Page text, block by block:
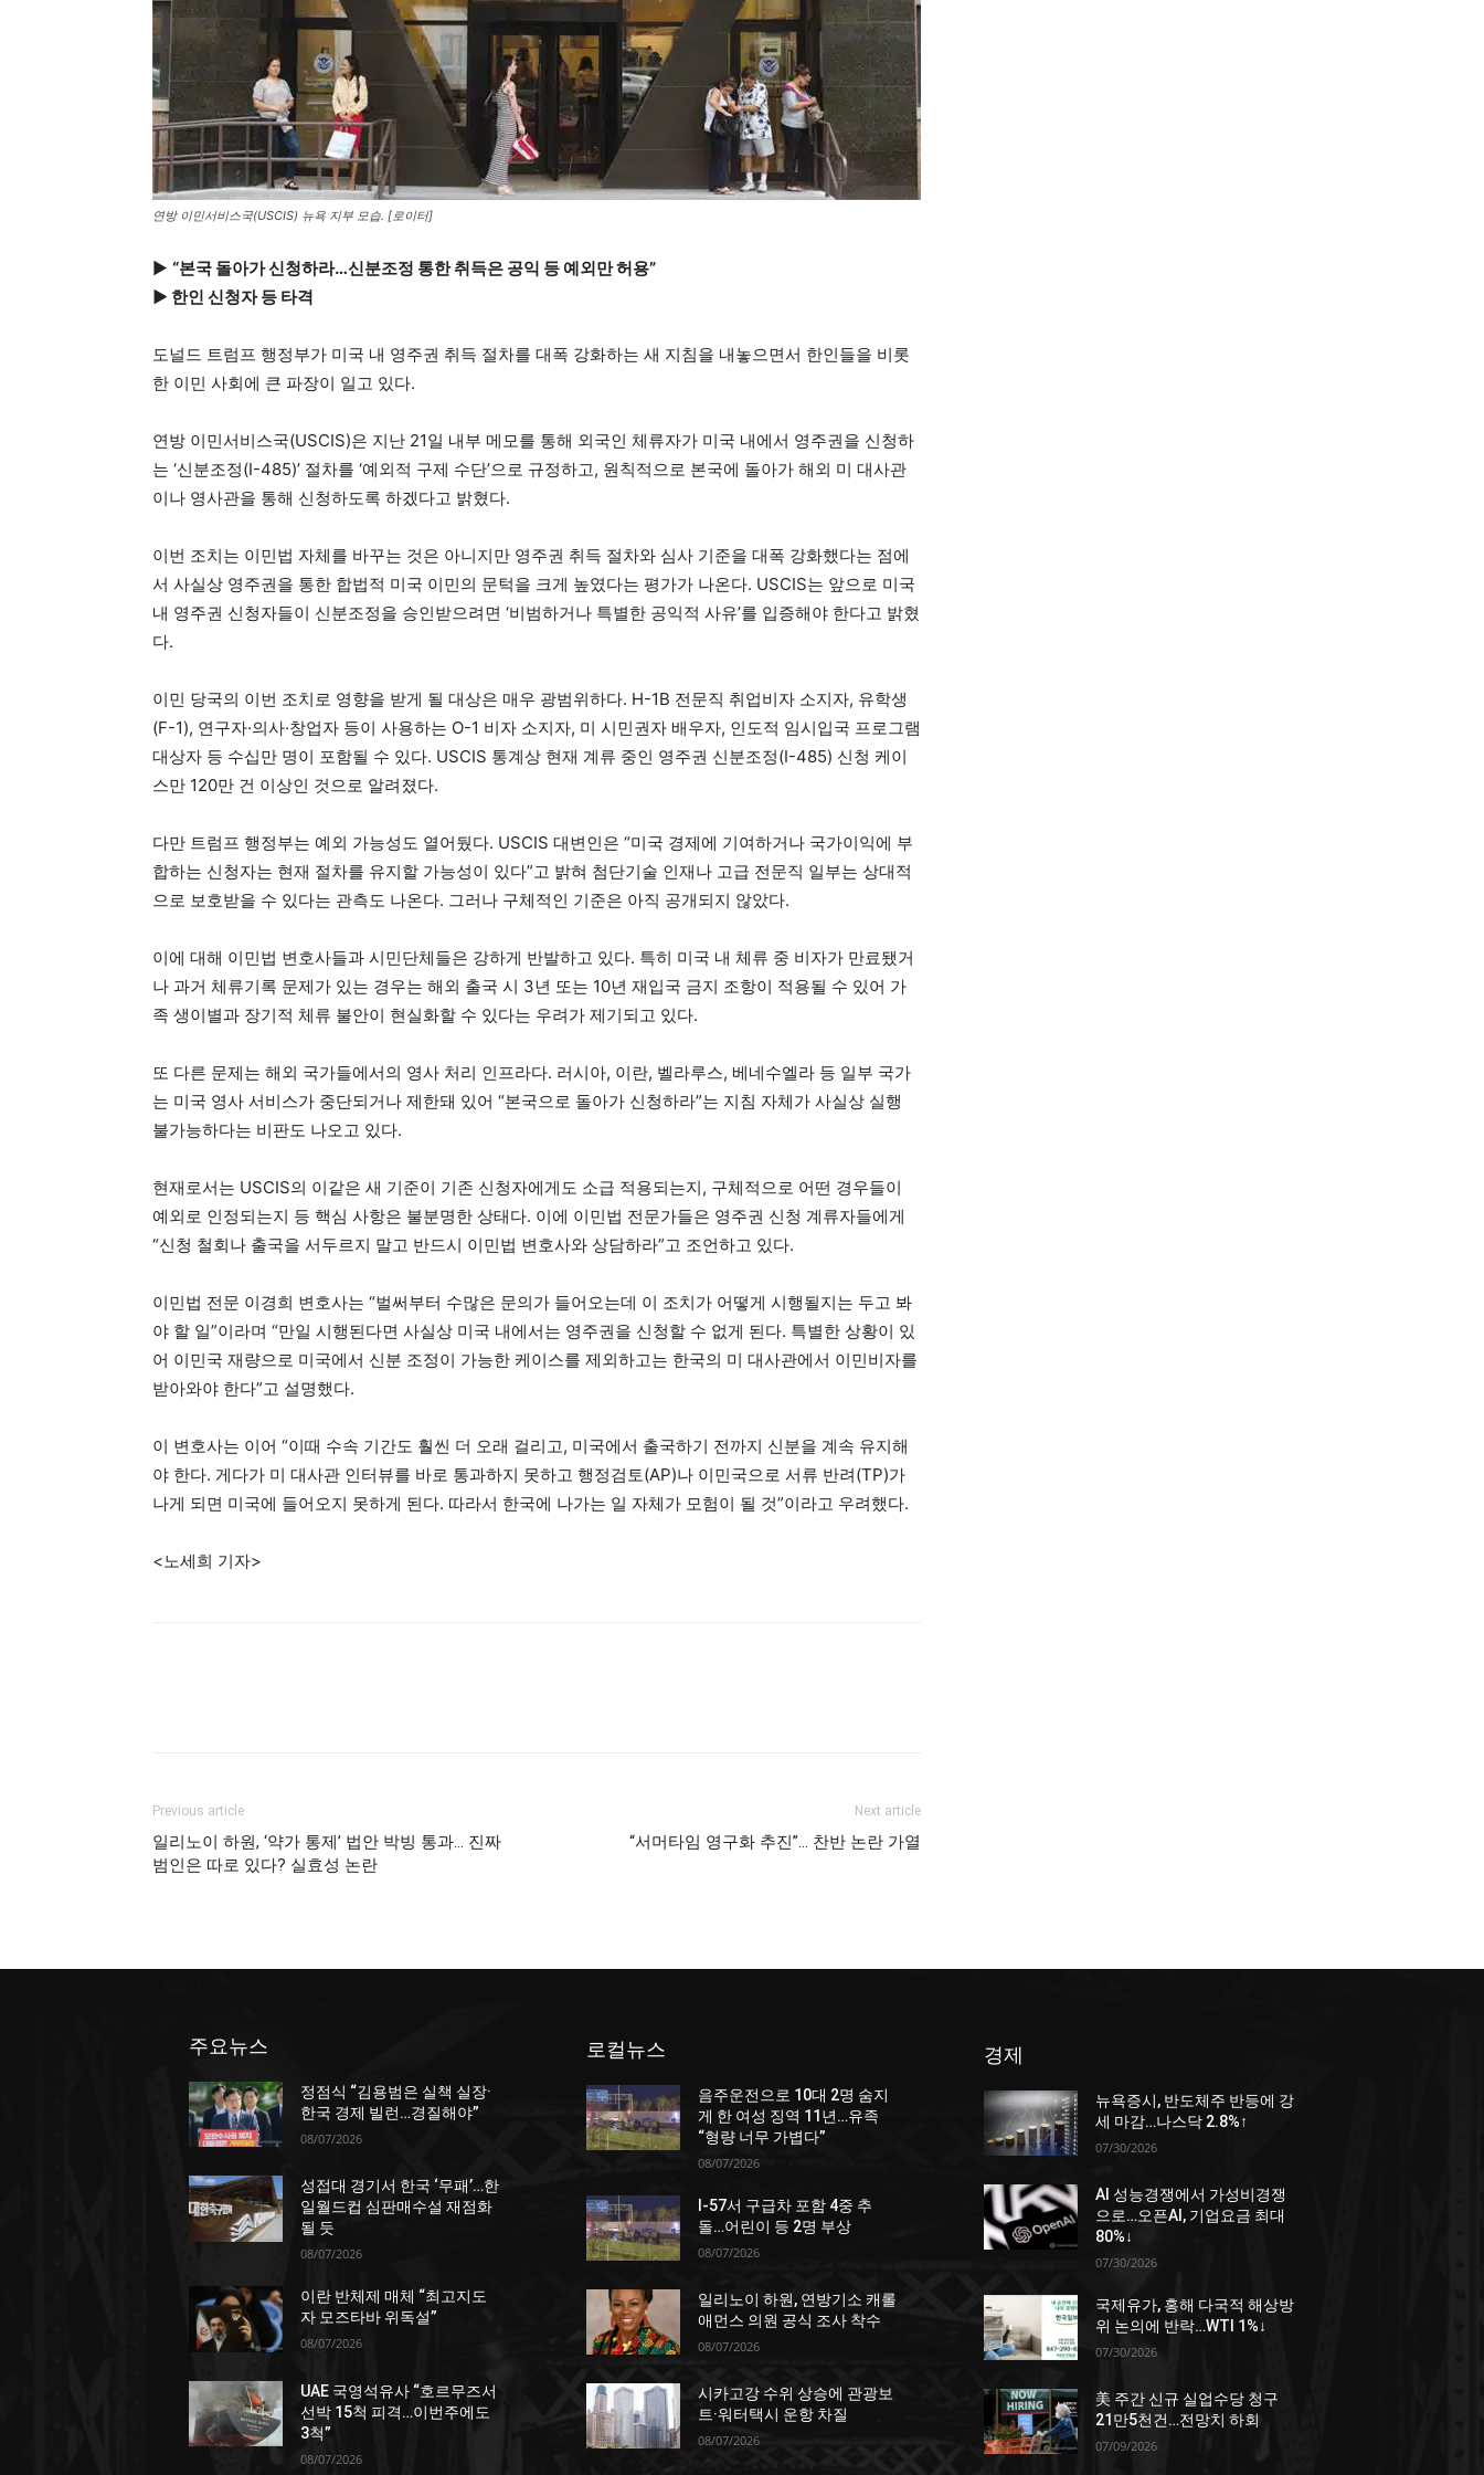
연방 이민서비스국(USCIS) 뉴욕 지부 모습. [로이터]
▶ “본국 돌아가 신청하라…신분조정 통한 취득은 공익 등 예외만 허용”
▶ 한인 신청자 등 타격
도널드 트럼프 행정부가 미국 내 영주권 취득 절차를 대폭 강화하는 새 지침을 내놓으면서 한인들을 비롯
한 이민 사회에 큰 파장이 일고 있다.
연방 이민서비스국(USCIS)은 지난 21일 내부 메모를 통해 외국인 체류자가 미국 내에서 영주권을 신청하
는 ‘신분조정(I-485)’ 절차를 ‘예외적 구제 수단’으로 규정하고, 원칙적으로 본국에 돌아가 해외 미 대사관
이나 영사관을 통해 신청하도록 하겠다고 밝혔다.
이번 조치는 이민법 자체를 바꾸는 것은 아니지만 영주권 취득 절차와 심사 기준을 대폭 강화했다는 점에
서 사실상 영주권을 통한 합법적 미국 이민의 문턱을 크게 높였다는 평가가 나온다. USCIS는 앞으로 미국
내 영주권 신청자들이 신분조정을 승인받으려면 ‘비범하거나 특별한 공익적 사유’를 입증해야 한다고 밝혔
다.
이민 당국의 이번 조치로 영향을 받게 될 대상은 매우 광범위하다. H-1B 전문직 취업비자 소지자, 유학생
(F-1), 연구자·의사·창업자 등이 사용하는 O-1 비자 소지자, 미 시민권자 배우자, 인도적 임시입국 프로그램
대상자 등 수십만 명이 포함될 수 있다. USCIS 통계상 현재 계류 중인 영주권 신분조정(I-485) 신청 케이
스만 120만 건 이상인 것으로 알려졌다.
다만 트럼프 행정부는 예외 가능성도 열어뒀다. USCIS 대변인은 “미국 경제에 기여하거나 국가이익에 부
합하는 신청자는 현재 절차를 유지할 가능성이 있다”고 밝혀 첨단기술 인재나 고급 전문직 일부는 상대적
으로 보호받을 수 있다는 관측도 나온다. 그러나 구체적인 기준은 아직 공개되지 않았다.
이에 대해 이민법 변호사들과 시민단체들은 강하게 반발하고 있다. 특히 미국 내 체류 중 비자가 만료됐거
나 과거 체류기록 문제가 있는 경우는 해외 출국 시 3년 또는 10년 재입국 금지 조항이 적용될 수 있어 가
족 생이별과 장기적 체류 불안이 현실화할 수 있다는 우려가 제기되고 있다.
또 다른 문제는 해외 국가들에서의 영사 처리 인프라다. 러시아, 이란, 벨라루스, 베네수엘라 등 일부 국가
는 미국 영사 서비스가 중단되거나 제한돼 있어 “본국으로 돌아가 신청하라”는 지침 자체가 사실상 실행
불가능하다는 비판도 나오고 있다.
현재로서는 USCIS의 이같은 새 기준이 기존 신청자에게도 소급 적용되는지, 구체적으로 어떤 경우들이
예외로 인정되는지 등 핵심 사항은 불분명한 상태다. 이에 이민법 전문가들은 영주권 신청 계류자들에게
“신청 철회나 출국을 서두르지 말고 반드시 이민법 변호사와 상담하라”고 조언하고 있다.
이민법 전문 이경희 변호사는 “벌써부터 수많은 문의가 들어오는데 이 조치가 어떻게 시행될지는 두고 봐
야 할 일”이라며 “만일 시행된다면 사실상 미국 내에서는 영주권을 신청할 수 없게 된다. 특별한 상황이 있
어 이민국 재량으로 미국에서 신분 조정이 가능한 케이스를 제외하고는 한국의 미 대사관에서 이민비자를
받아와야 한다”고 설명했다.
이 변호사는 이어 “이때 수속 기간도 훨씬 더 오래 걸리고, 미국에서 출국하기 전까지 신분을 계속 유지해
야 한다. 게다가 미 대사관 인터뷰를 바로 통과하지 못하고 행정검토(AP)나 이민국으로 서류 반려(TP)가
나게 되면 미국에 들어오지 못하게 된다. 따라서 한국에 나가는 일 자체가 모험이 될 것”이라고 우려했다.
<노세희 기자>
Previous article
일리노이 하원, ‘약가 통제’ 법안 박빙 통과… 진짜
범인은 따로 있다? 실효성 논란
Next article
“서머타임 영구화 추진”… 찬반 논란 가열
주요뉴스
정점식 “김용범은 실책 실장·
한국 경제 빌런…경질해야”
08/07/2026
성접대 경기서 한국 ‘무패’…한
일월드컵 심판매수설 재점화
될 듯
08/07/2026
이란 반체제 매체 “최고지도
자 모즈타바 위독설”
08/07/2026
UAE 국영석유사 “호르무즈서
선박 15척 피격…이번주에도
3척”
08/07/2026
로컬뉴스
음주운전으로 10대 2명 숨지
게 한 여성 징역 11년…유족
“형량 너무 가볍다”
08/07/2026
I-57서 구급차 포함 4중 추
돌…어린이 등 2명 부상
08/07/2026
일리노이 하원, 연방기소 캐롤
애먼스 의원 공식 조사 착수
08/07/2026
시카고강 수위 상승에 관광보
트·워터택시 운항 차질
08/07/2026
경제
뉴욕증시, 반도체주 반등에 강
세 마감…나스닥 2.8%↑
07/30/2026
AI 성능경쟁에서 가성비경쟁
으로…오픈AI, 기업요금 최대
80%↓
07/30/2026
국제유가, 홍해 다국적 해상방
위 논의에 반락…WTI 1%↓
07/30/2026
美 주간 신규 실업수당 청구
21만5천건…전망치 하회
07/09/2026